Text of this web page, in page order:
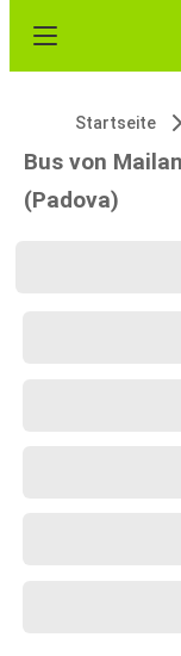
Startseite
Bus von
(Padova)